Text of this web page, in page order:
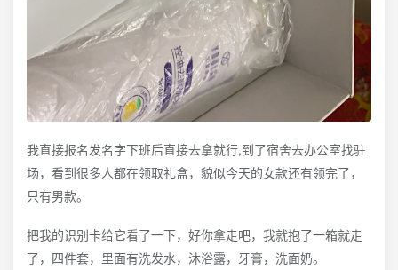
我直接报名发名字下班后直接去拿就行,到了宿舍去办公室找驻
场，看到很多人都在领取礼盒，貌似今天的女款还有领完了，
只有男款。
把我的识别卡给它看了一下，好你拿走吧，我就抱了一箱就走
了，四件套，里面有洗发水，沐浴露，牙膏，洗面奶。